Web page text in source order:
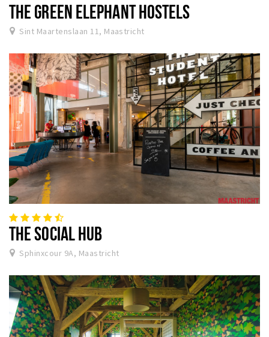
THE GREEN ELEPHANT HOSTELS
Sint Maartenslaan 11, Maastricht
THE SOCIAL HUB
Sphinxcour 9A, Maastricht